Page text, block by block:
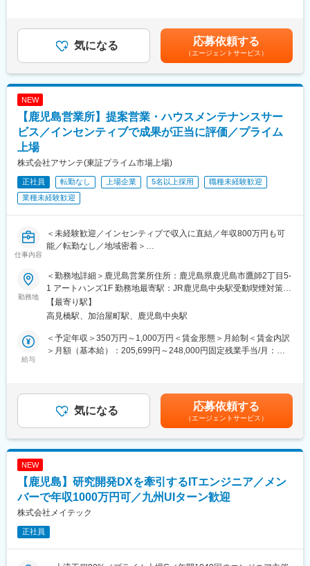
顧客先にシステムエンジニアを配置し、お客様に対してきめ細や
かなサービスを提供しています。
支えるシステムに関するものであり、業務を通して社会的な役割
4）顧客先業務となり、出社と在宅を組み合わせた勤務形態となり
ます。
プロジェクトの提案、案件化フェーズでもあるため、お客様先へ
想定しております。
変更の範囲：会社の定める業務
注、協力会社への依頼、日々の作業管理）や既存建物の保守、メ
ンテナンス業務を行い、建築設備の老朽化・劣化に伴う修復や、
維持コストを下げるための改善を行っていただきます。担当物件
・年間休日121日／土日祝日休み
・平均残業時間：28.6時間（2025年度）
・定年65歳（1年毎の再雇用制度有り）
・58歳以上を対象としたライフプランセミナーの実施
・2016年から働き方改革に向けた取り組みを強化
■入社後について：
入社時は契約社員としてスタートしますが、1年後に正社員の登用
制度がございます。
当社はキャリア採用者向けの入社時教育を実施しております。ま
たキャリアアップ支援や資格取得支援（資格取得費用の補助や奨
励金の支給など）や
、職種・階層に応じた研修の実施など充実したキャリア形成支援
■施工実績：
績が多数ございます。
■当社の特徴：
創業以来70期連続黒字を継続する安定性を誇り、「地域冷暖房シ
ステム」で業界No.1のシェアを獲得しています。虎の門ヒルズや
羽田国際ターミナルビル、中之島フェスティバルタワー、シンガ
ます。
変更の範囲：会社の定める業務
す。月給(月額)は固定手当を含めた表記です。
気になる 応募依頼する
（エージェントサービス）
NEW
【鹿児島営業所】提案営業・ハウスメンテナンスサー
ビス／インセンティブで成果が正当に評価／プライム
上場
株式会社アサンテ(東証プライム市場上場)
正社員 転勤なし 上場企業 5名以上採用
職種未経験歓迎
業種未経験歓迎
仕事内容
＜未経験歓迎／インセンティブで収入に直結／年収800万円も可
能／転勤なし／地域密着＞
営業経験や業界知識は一切不問。成果が正当に評価され、毎月の
インセンティブとして収入に反映される仕組みがあるため、「実
績の分だけ稼ぎたい」「営業で自分の可能性を広げたい」という
想いを形にできます。信頼性の高い商材と手厚い育成体制のも
と、未経験から営業として成長できる環境です。
■業務内容
【仕事の流れ】
1．木造一軒家を対象にご訪問し、無料床下調査のご案内
6．技術職への引継ぎ
＜インセンティブを含む年収例＞
勤務地
＜勤務地詳細＞鹿児島営業所住所：鹿児島県鹿児島市鷹師2丁目5-
1 アートハンズ1F 勤務地最寄駅：JR鹿児島中央駅受動喫煙対策：
屋内全面禁煙変更の範囲：会社の定める事業所
【最寄り駅】
高見橋駅、加治屋町駅、鹿児島中央駅
給与
＜予定年収＞350万円～1,000万円＜賃金形態＞月給制＜賃金内訳
＞月額（基本給）：205,699円～248,000円固定残業手当/月：
給■定期給与改定：年1回（4月）■賞与：年2回（7月・12月）※昨
年度実績：約2カ月分×2回■インセンティブ 2025年月間最高イン
センティブ：2,300,250円（5月）賃金はあくまでも目安の金額で
あり、選考を通じて上下する可能性があります。月給(月額)は固定
手当を含めた表記です。
気になる 応募依頼する
（エージェントサービス）
NEW
【鹿児島】研究開発DXを牽引するITエンジニア／メン
バーで年収1000万円可／九州UIターン歓迎
株式会社メイテック
正社員